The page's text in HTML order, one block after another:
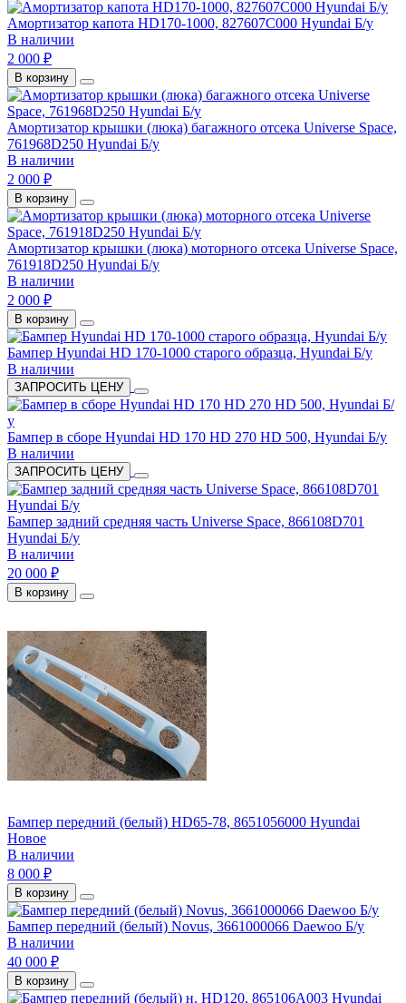
Амортизатор капота HD170-1000, 827607C000 Hyundai Б/у
В наличии
2 000 ₽
В корзину
Амортизатор крышки (люка) багажного отсека Universe Space,
761968D250 Hyundai Б/у
В наличии
2 000 ₽
В корзину
Амортизатор крышки (люка) моторного отсека Universe Space,
761918D250 Hyundai Б/у
В наличии
2 000 ₽
В корзину
Бампер Hyundai HD 170-1000 старого образца, Hyundai Б/у
В наличии
ЗАПРОСИТЬ ЦЕНУ
Бампер в сборе Hyundai HD 170 HD 270 HD 500, Hyundai Б/у
В наличии
ЗАПРОСИТЬ ЦЕНУ
Бампер задний средняя часть Universe Space, 866108D701
Hyundai Б/у
В наличии
20 000 ₽
В корзину
Бампер передний (белый) HD65-78, 8651056000 Hyundai
Новое
В наличии
8 000 ₽
В корзину
Бампер передний (белый) Novus, 3661000066 Daewoo Б/у
В наличии
40 000 ₽
В корзину